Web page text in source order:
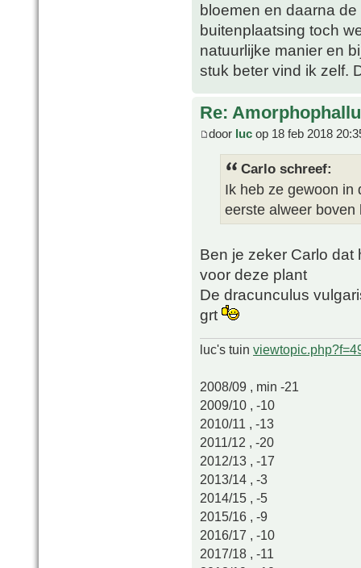
bloemen en daarna
buitenplaatsing toch
natuurlijke manier en
stuk beter vind ik zelf.
Re:
door luc op 18 feb 2018
Carlo schreef:
Ik heb ze gewoon in
eerste alweer boven
Ben je zeker Carlo dat
voor deze plant
De dracunculus
grt
luc's tuin
2008/09 , min -21
2009/10 , -10
2010/11 , -13
2011/12 , -20
2012/13 , -17
2013/14 , -3
2014/15 , -5
2015/16 , -9
2016/17 , -10
2017/18 , -11